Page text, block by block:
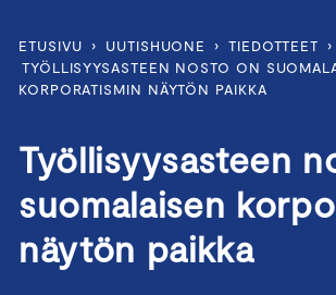
ETUSIVU › UUTISHUONE › TIEDOTTEET
›
TYÖLLISYYSASTEEN NOSTO ON
KORPORATISMIN NÄYTÖN PAIKKA
Työllisyysasteen
suomalaisen
näytön paikka